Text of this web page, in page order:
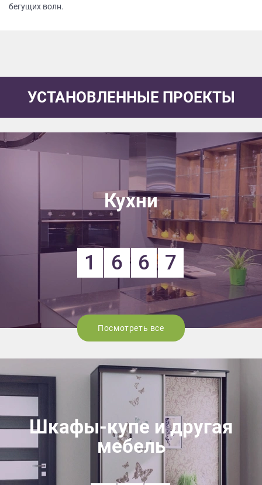
бегущих волн.
УСТАНОВЛЕННЫЕ ПРОЕКТЫ
Кухни
1 6 6 7
Посмотреть все
Шкафы-купе и другая
мебель